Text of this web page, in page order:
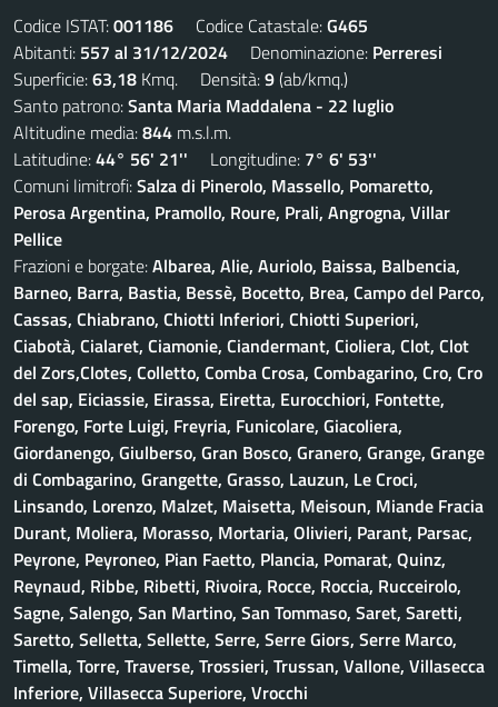
Codice ISTAT:001186 Codice Catastale:G465
Abitanti: 557 al 31/12/2024 Denominazione: Perreresi
Superficie:63,18 Kmq. Densità:9(ab/kmq.)
Santo patrono:Santa Maria Maddalena - 22 luglio
Altitudine media:844 m.s.l.m.
Latitudine:44° 56' 21'' Longitudine: 7° 6' 53''
Comuni limitrofi:Salza di Pinerolo, Massello, Pomaretto,
Perosa Argentina, Pramollo, Roure, Prali, Angrogna, Villar
Pellice
Frazioni e borgate:Albarea, Alie, Auriolo, Baissa, Balbencia,
Barneo, Barra, Bastia, Bessè, Bocetto, Brea, Campo del Parco,
Cassas, Chiabrano, Chiotti Inferiori, Chiotti Superiori,
Ciabotà, Cialaret, Ciamonie, Ciandermant, Cioliera, Clot, Clot
del Zors,Clotes, Colletto, Comba Crosa, Combagarino, Cro, Cro
del sap, Eiciassie, Eirassa, Eiretta, Eurocchiori, Fontette,
Forengo, Forte Luigi, Freyria, Funicolare, Giacoliera,
Giordanengo, Giulberso, Gran Bosco, Granero, Grange, Grange
di Combagarino, Grangette, Grasso, Lauzun, Le Croci,
Linsando, Lorenzo, Malzet, Maisetta, Meisoun, Miande Fracia
Durant, Moliera, Morasso, Mortaria, Olivieri, Parant, Parsac,
Peyrone, Peyroneo, Pian Faetto, Plancia, Pomarat, Quinz,
Reynaud, Ribbe, Ribetti, Rivoira, Rocce, Roccia, Rucceirolo,
Sagne, Salengo, San Martino, San Tommaso, Saret, Saretti,
Saretto, Selletta, Sellette, Serre, Serre Giors, Serre Marco,
Timella, Torre, Traverse, Trossieri, Trussan, Vallone, Villasecca
Inferiore, Villasecca Superiore, Vrocchi